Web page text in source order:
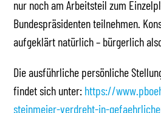
nur noch am Arbeitsteil zum
Bundespräsidenten teilnehmen.
aufgeklärt natürlich – bürgerlich
Die ausführliche persönliche
findet sich unter: https://
steinmeier-verdreht-in-